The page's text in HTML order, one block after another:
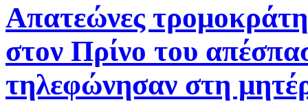
Απατεώνες
στον Πρίνο του
τηλεφώνησαν στη